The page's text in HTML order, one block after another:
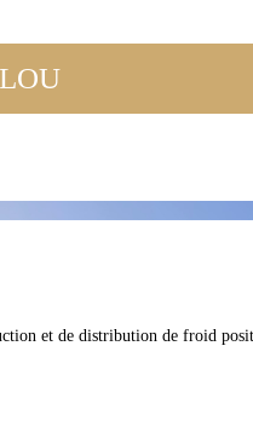
et de distribution de froid